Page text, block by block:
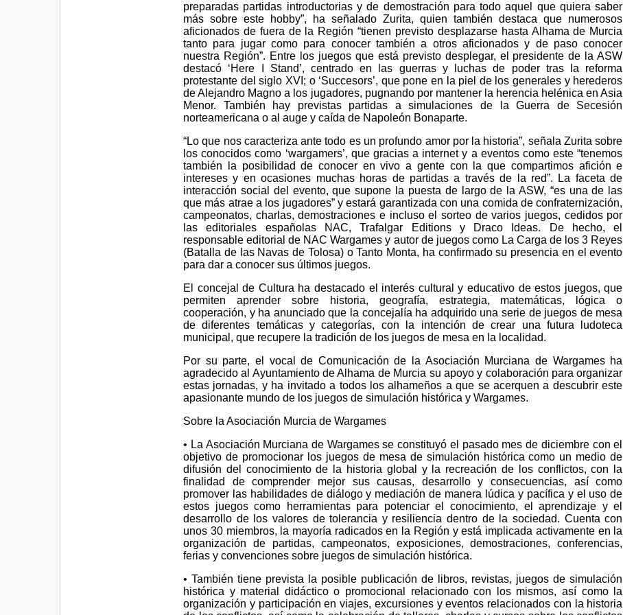
preparadas partidas introductorias y de demostración para todo aquel que quiera saber
más sobre este hobby”, ha señalado Zurita, quien también destaca que numerosos
aficionados de fuera de la Región “tienen previsto desplazarse hasta Alhama de Murcia
tanto para jugar como para conocer también a otros aficionados y de paso conocer
nuestra Región”. Entre los juegos que está previsto desplegar, el presidente de la ASW
destacó ‘Here I Stand’, centrado en las guerras y luchas de poder tras la reforma
protestante del siglo XVI; o ‘Succesors’, que pone en la piel de los generales y herederos
de Alejandro Magno a los jugadores, pugnando por mantener la herencia helénica en Asia
Menor. También hay previstas partidas a simulaciones de la Guerra de Secesión
norteamericana o al auge y caída de Napoleón Bonaparte.
“Lo que nos caracteriza ante todo es un profundo amor por la historia”, señala Zurita sobre
los conocidos como ‘wargamers’, que gracias a internet y a eventos como este “tenemos
también la posibilidad de conocer en vivo a gente con la que compartimos afición e
intereses y en ocasiones muchas horas de partidas a través de la red”. La faceta de
interacción social del evento, que supone la puesta de largo de la ASW, “es una de las
que más atrae a los jugadores” y estará garantizada con una comida de confraternización,
campeonatos, charlas, demostraciones e incluso el sorteo de varios juegos, cedidos por
las editoriales españolas NAC, Trafalgar Editions y Draco Ideas. De hecho, el
responsable editorial de NAC Wargames y autor de juegos como La Carga de los 3 Reyes
(Batalla de las Navas de Tolosa) o Tanto Monta, ha confirmado su presencia en el evento
para dar a conocer sus últimos juegos.
El concejal de Cultura ha destacado el interés cultural y educativo de estos juegos, que
permiten aprender sobre historia, geografía, estrategia, matemáticas, lógica o
cooperación, y ha anunciado que la concejalía ha adquirido una serie de juegos de mesa
de diferentes temáticas y categorías, con la intención de crear una futura ludoteca
municipal, que recupere la tradición de los juegos de mesa en la localidad.
Por su parte, el vocal de Comunicación de la Asociación Murciana de Wargames ha
agradecido al Ayuntamiento de Alhama de Murcia su apoyo y colaboración para organizar
estas jornadas, y ha invitado a todos los alhameños a que se acerquen a descubrir este
apasionante mundo de los juegos de simulación histórica y Wargames.
Sobre la Asociación Murcia de Wargames
• La Asociación Murciana de Wargames se constituyó el pasado mes de diciembre con el
objetivo de promocionar los juegos de mesa de simulación histórica como un medio de
difusión del conocimiento de la historia global y la recreación de los conflictos, con la
finalidad de comprender mejor sus causas, desarrollo y consecuencias, así como
promover las habilidades de diálogo y mediación de manera lúdica y pacífica y el uso de
estos juegos como herramientas para potenciar el conocimiento, el aprendizaje y el
desarrollo de los valores de tolerancia y resiliencia dentro de la sociedad. Cuenta con
unos 30 miembros, la mayoría radicados en la Región y está implicada activamente en la
organización de partidas, campeonatos, exposiciones, demostraciones, conferencias,
ferias y convenciones sobre juegos de simulación histórica.
• También tiene prevista la posible publicación de libros, revistas, juegos de simulación
histórica y material didáctico o promocional relacionado con los mismos, así como la
organización y participación en viajes, excursiones y eventos relacionados con la historia